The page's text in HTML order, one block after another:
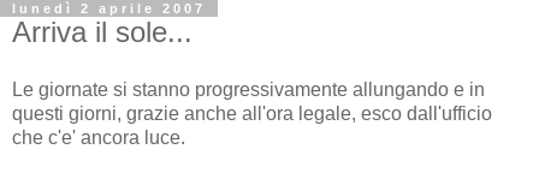
lunedì 2 aprile 2007
Arriva il sole...
Le giornate si stanno progressivamente allungando e in
questi giorni, grazie anche all'ora legale, esco dall'ufficio
che c'e' ancora luce.